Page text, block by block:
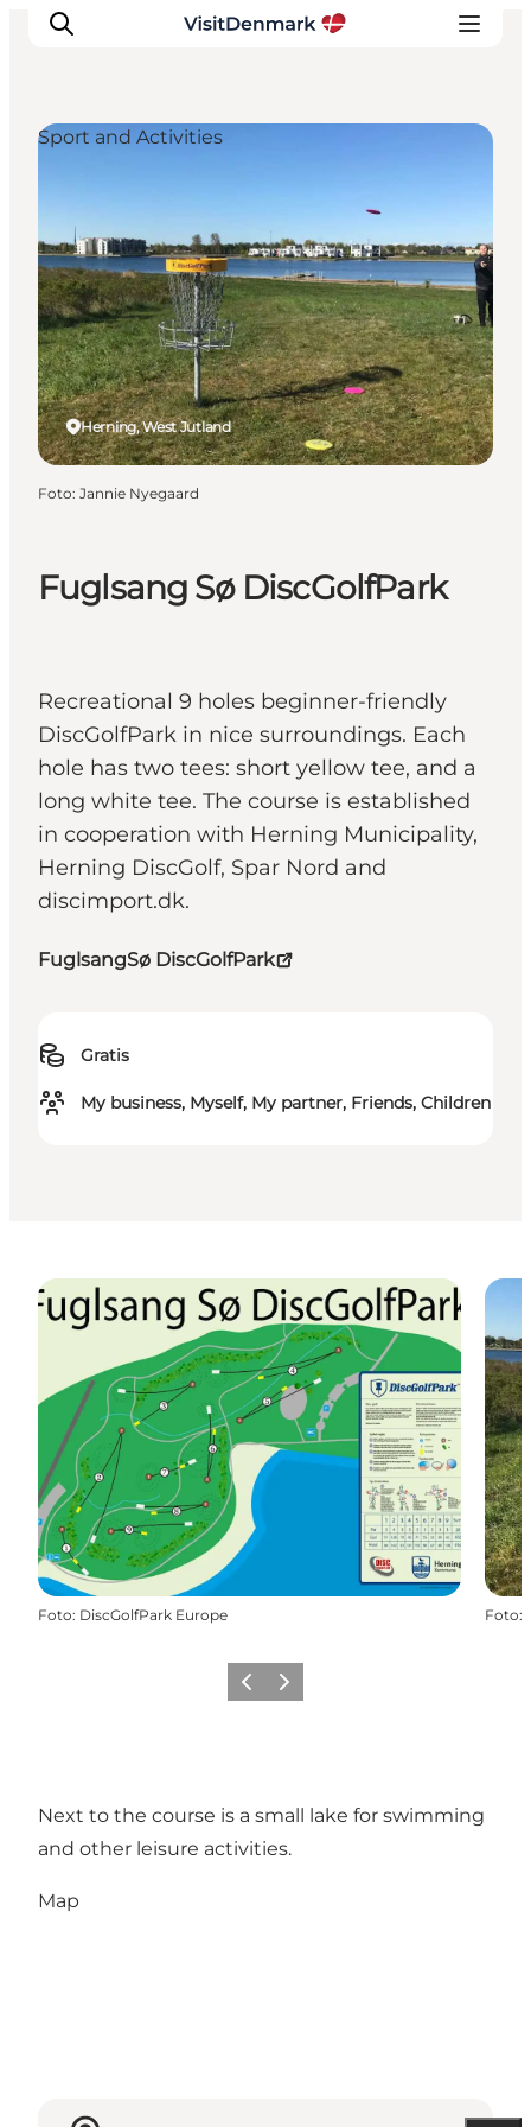
Inspiratie
Bestemmingen
Wat te doen
Accommodaties
Plan je reis
Fuglsang Sø DiscGolfPark
Recreational 9 holes beginner-friendly
DiscGolfPark in nice surroundings. Each
hole has two tees: short yellow tee, and a
long white tee. The course is established
in cooperation with Herning Municipality,
Herning DiscGolf, Spar Nord and
discimport.dk.
FuglsangSø DiscGolfPark
Gratis
My business, Myself, My partner, Friends, Children
Herning, West Jutland
Sport and Activities
Foto: Jannie Nyegaard
Foto: DiscGolfPark Europe Foto:
Vorige Volgende
Next to the course is a small lake for swimming
and other leisure activities.
Map